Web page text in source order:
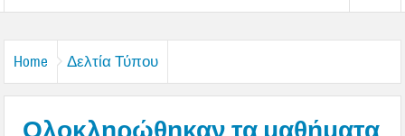
Home Δελτία Τύπου